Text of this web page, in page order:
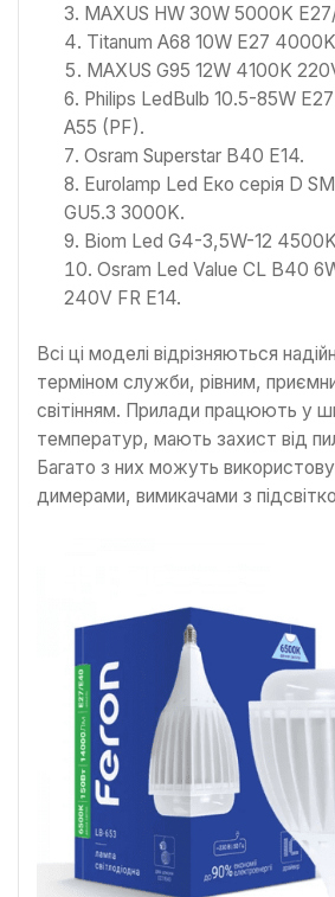
MAXUS HW 30W 5000K
Titanum A68 10W E27
MAXUS G95 12W 4100K
Philips LedBulb 10.5-85W
A55 (PF).
Osram Superstar B40 E14.
Eurolamp Led Еко серія D
GU5.3 3000K.
Biom Led G4-3,5W-12
Osram Led Value CL B40
240V FR E14.
Всі ці моделі відрізняються
терміном служби, рівним,
світінням. Прилади працюють у
температур, мають захист від
Багато з них можуть
димерами, вимикачами з